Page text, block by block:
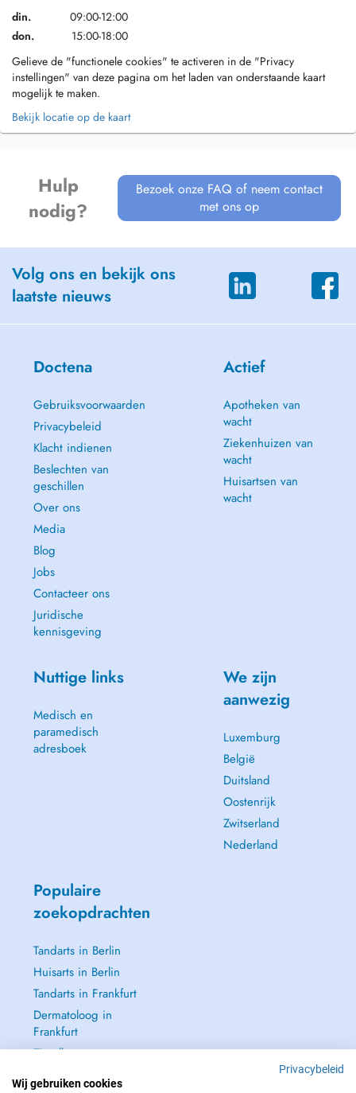
din.
09:00-12:00
don.
15:00-18:00
Gelieve de "functionele cookies" te activeren in de "Privacy
instellingen" van deze pagina om het laden van onderstaande kaart
mogelijk te maken.
Bekijk locatie op de kaart
Hulp
nodig?
Bezoek onze FAQ of neem contact
met ons op
Volg ons en bekijk ons
laatste nieuws
Doctena
Gebruiksvoorwaarden
Privacybeleid
Klacht indienen
Beslechten van
geschillen
Over ons
Media
Blog
Jobs
Contacteer ons
Juridische
kennisgeving
Actief
Apotheken van
wacht
Ziekenhuizen van
wacht
Huisartsen van
wacht
Nuttige links
Medisch en
paramedisch
adresboek
We zijn
aanwezig
Luxemburg
België
Duitsland
Oostenrijk
Zwitserland
Nederland
Populaire
zoekopdrachten
Tandarts in Berlin
Huisarts in Berlin
Tandarts in Frankfurt
Dermatoloog in
Frankfurt
Zie alle →
Privacybeleid
Wij gebruiken cookies